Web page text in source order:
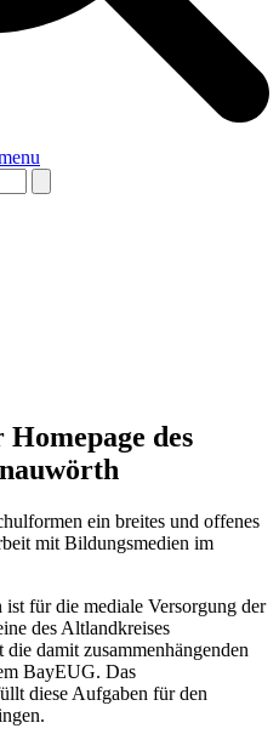
des
ein breites und offenes
mit Bildungsmedien im
für die mediale Versorgung der
des Altlandkreises
damit zusammenhängenden
BayEUG. Das
diese Aufgaben für den